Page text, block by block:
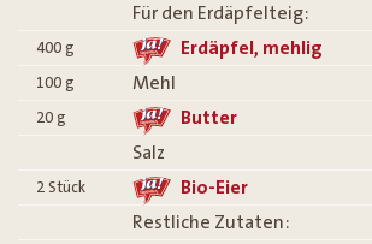
Für den Erdäpfelteig:
400 g Erdäpfel, mehlig
100 g Mehl
20 g
Butter
Salz
2 Stück
Bio-Eier
Restliche Zutaten: